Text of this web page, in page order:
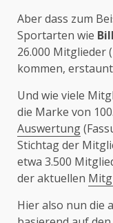
Aber dass zum
Sportarten wie
26.000 Mitglieder
kommen,
Und wie viele
die Marke von
Auswertung
Stichtag der
etwa 3.500
der aktuellen
Hier also nun die